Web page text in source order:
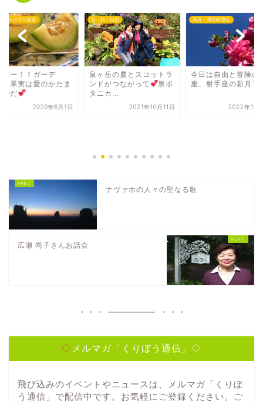
タルボウル講座
ボー！！ガーデ
！果実は愛のかたま
のだ
2020年8月1日
音・旅・自然
泉ヶ岳の麓とスコットラ
ンドがつながって
泉ボ
タニカ...
2021年10月11日
新月・満月瞑想会
今日は自由と冒険の
座、射手座の新月
2022年11
ナヴァホの人々の聖なる歌
広瀬 尚子さんお話会
◇メルマガ「くりぼう通信」◇
飛び込みのイベントやニュースは、メルマガ「くりぼ
う通信」で配信中です。お気軽にご登録ください。ご